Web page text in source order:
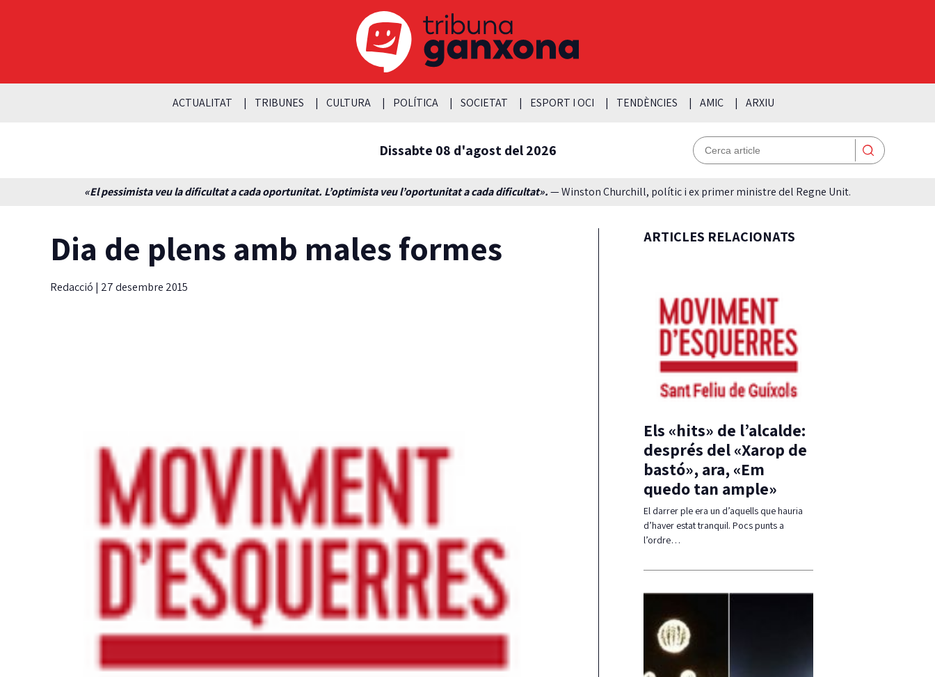
ACTUALITAT TRIBUNES CULTURA POLÍTICA SOCIETAT ESPORT I OCI TENDÈNCIES AMIC ARXIU
Dissabte 08 d'agost del 2026
«El pessimista veu la dificultat a cada oportunitat. L’optimista veu l’oportunitat a cada dificultat».— Winston Churchill, polític i ex primer ministre del Regne Unit.
Dia de plens amb males formes
Redacció | 27 desembre 2015
ARTICLES RELACIONATS
Els «hits» de l’alcalde:
després del «Xarop de
bastó», ara, «Em
quedo tan ample»
El darrer ple era un d’aquells que hauria
d’haver estat tranquil. Pocs punts a
l’ordre…